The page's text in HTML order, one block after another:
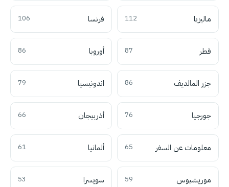
ماليزيا 112 فرنسا 106
قطر 87 أوروبا 86
جزر المالديف 86 اندونيسيا 79
جورجيا 76 أذربيجان 66
معلومات عن السفر 65 ألمانيا 61
موريشيوس 59 سويسرا 53